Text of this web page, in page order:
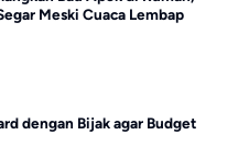
Meski Cuaca Lembap
dengan Bijak agar Budget